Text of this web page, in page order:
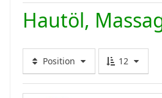
Hautöl,
Position 12